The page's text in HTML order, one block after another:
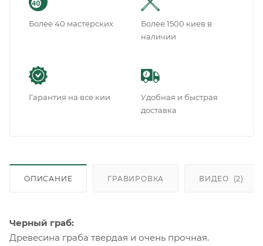
Более 40 мастерских
Более 1500 киев в
наличии
Гарантия на все кии
Удобная и быстрая
доставка
ОПИСАНИЕ ГРАВИРОВКА ВИДЕО (2)
Черный граб:
Древесина граба твердая и очень прочная.